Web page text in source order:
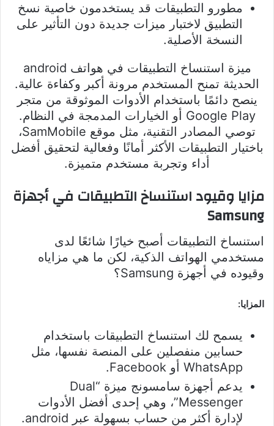
مطورو التطبيقات قد يستخدمون خاصية نسخ
التطبيق لاختبار ميزات جديدة دون التأثير على
النسخة الأصلية.
ميزة استنساخ التطبيقات في هواتف android
الحديثة تمنح المستخدم مرونة أكبر وكفاءة عالية.
ينصح دائمًا باستخدام الأدوات الموثوقة من متجر
Google Play أو الخيارات المدمجة في النظام.
توصي المصادر التقنية، مثل موقع SamMobile،
باختيار التطبيقات الأكثر أمانًا وفعالية لتحقيق أفضل
أداء وتجربة مستخدم متميزة.
مزايا وقيود استنساخ التطبيقات في أجهزة
Samsung
استنساخ التطبيقات أصبح خيارًا شائعًا لدى
مستخدمي الهواتف الذكية، لكن ما هي مزاياه
وقيوده في أجهزة Samsung؟
المزايا:
يسمح لك استنساخ التطبيقات باستخدام
حسابين منفصلين على المنصة نفسها، مثل
WhatsApp أو Facebook.
يدعم أجهزة سامسونج ميزة “Dual
Messenger”، وهي إحدى أفضل الأدوات
لإدارة أكثر من حساب بسهولة عبر android.